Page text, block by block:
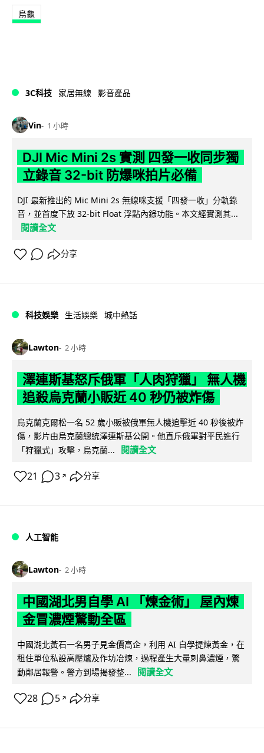
烏龜
3C科技 家居無線 影音產品
Vin 1 小時
DJI Mic Mini 2s 實測 四發一收同步獨
立錄音 32-bit 防爆咪拍片必備
DJI 最新推出的 Mic Mini 2s 無線咪支援「四發一收」分軌錄
音，並首度下放 32-bit Float 浮點內錄功能。本文經實測其...
閱讀全文
分享
科技娛樂 生活娛樂 城中熱話
Lawton 2 小時
澤連斯基怒斥俄軍「人肉狩獵」 無人機
追殺烏克蘭小販近 40 秒仍被炸傷
烏克蘭克爾松一名 52 歲小販被俄軍無人機追擊近 40 秒後被炸
傷，影片由烏克蘭總統澤連斯基公開。他直斥俄軍對平民進行
「狩獵式」攻擊，烏克蘭...
閱讀全文
21 3 ↗ 分享
人工智能
Lawton 2 小時
中國湖北男自學 AI 「煉金術」 屋內煉
金冒濃煙驚動全區
中國湖北黃石一名男子見金價高企，利用 AI 自學提煉黃金，在
租住單位私設高壓爐及作坊冶煉，過程產生大量刺鼻濃煙，驚
動鄰居報警。警方到場揭發整...
閱讀全文
28 5 ↗ 分享